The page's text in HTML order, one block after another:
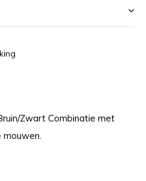
Zwart Combinatie met
mouwen.